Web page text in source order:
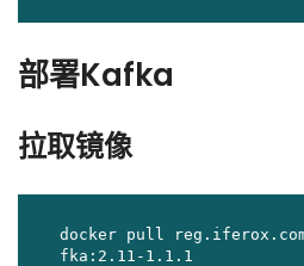
部署Kafka
拉取镜像
docker pull
fka:2.11-1.1.1